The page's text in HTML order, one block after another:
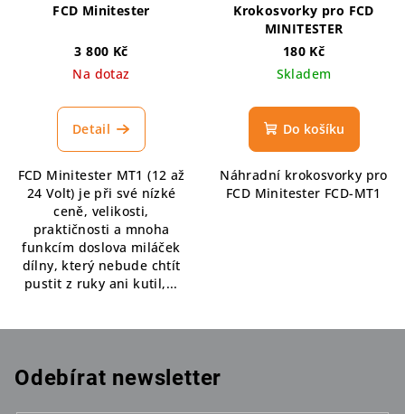
FCD Minitester
3 800 Kč
Na dotaz
Detail
FCD Minitester MT1 (12 až
24 Volt) je při své nízké
ceně, velikosti,
praktičnosti a mnoha
funkcím doslova miláček
dílny, který nebude chtít
pustit z ruky ani kutil,...
Krokosvorky pro FCD
MINITESTER
180 Kč
Skladem
Do košíku
Náhradní krokosvorky pro
FCD Minitester FCD-MT1
Odebírat newsletter